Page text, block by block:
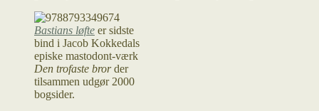
Bastians løfte er sidste
bind i Jacob Kokkedals
episke mastodont-værk
Den trofaste brorder
tilsammen udgør 2000
bogsider.